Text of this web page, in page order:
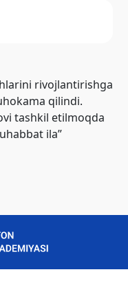
rivojlantirishga
qilindi.
tashkil etilmoqda
ila”